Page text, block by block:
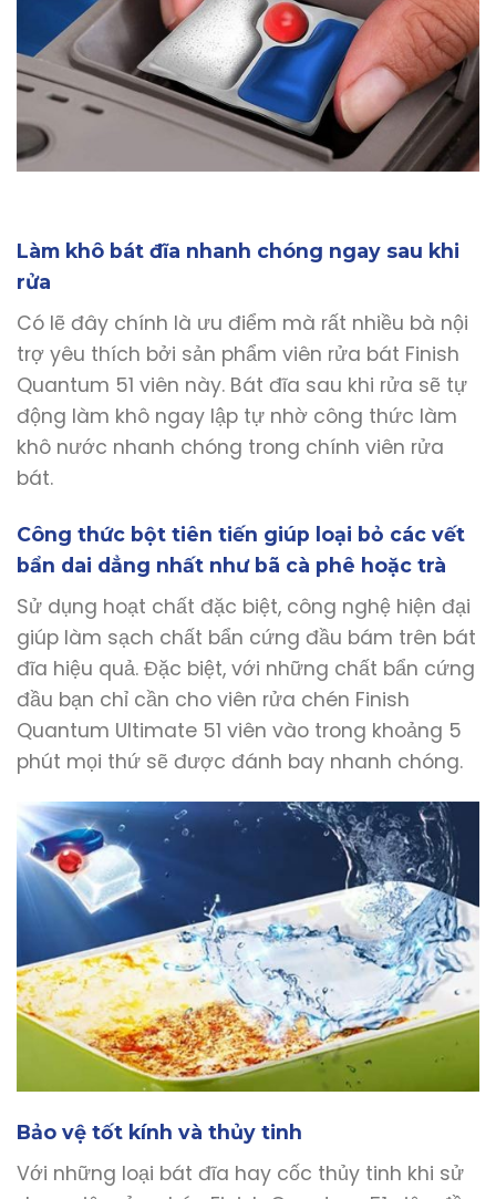
Làm khô bát đĩa nhanh chóng ngay sau khi
rửa
Có lẽ đây chính là ưu điểm mà rất nhiều bà nội
trợ yêu thích bởi sản phẩm viên rửa bát Finish
Quantum 51 viên này. Bát đĩa sau khi rửa sẽ tự
động làm khô ngay lập tự nhờ công thức làm
khô nước nhanh chóng trong chính viên rửa
bát.
Công thức bột tiên tiến giúp loại bỏ các vết
bẩn dai dẳng nhất như bã cà phê hoặc trà
Sử dụng hoạt chất đặc biệt, công nghệ hiện đại
giúp làm sạch chất bẩn cứng đầu bám trên bát
đĩa hiệu quả. Đặc biệt, với những chất bẩn cứng
đầu bạn chỉ cần cho viên rửa chén Finish
Quantum Ultimate 51 viên vào trong khoảng 5
phút mọi thứ sẽ được đánh bay nhanh chóng.
Bảo vệ tốt kính và thủy tinh
Với những loại bát đĩa hay cốc thủy tinh khi sử